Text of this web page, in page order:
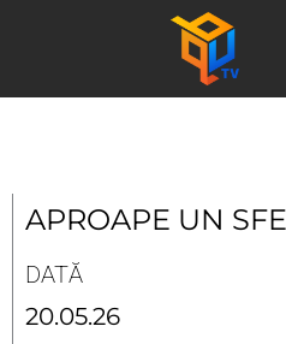
APROAPE UN
DATĂ
20.05.26